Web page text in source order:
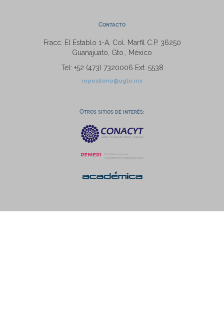
Contacto
Fracc. El Establo 1-A, Col. Marfil C.P. 36250
Guanajuato, Gto., México
Tel: +52 (473) 7320006 Ext. 5538
repositorio@ugto.mx
Otros sitios de interés: